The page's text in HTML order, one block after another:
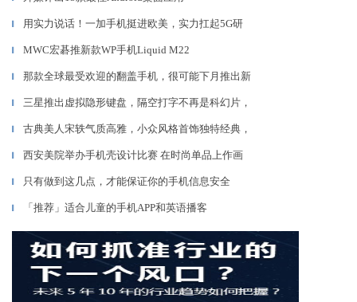
▎ 用实力说话！一加手机挺进欧美，实力扛起5G研
▎ MWC宏碁推新款WP手机Liquid M22
▎ 那款全球最受欢迎的翻盖手机，很可能下月推出新
▎ 三星推出虚拟隐形键盘，隔空打字不再是科幻片，
▎ 古典美人宋轶气质高雅，小众风格首饰独特经典，
▎ 西安美院举办手机壳设计比赛 在时尚单品上作画
▎ 只有做到这几点，才能保证你的手机信息安全
▎ 「推荐」适合儿童的手机APP和英语播客